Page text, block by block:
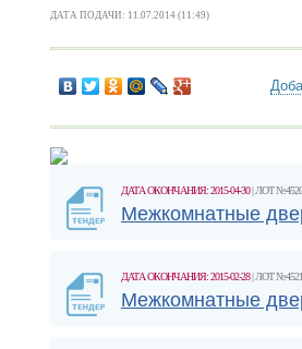
ДАТА ПОДАЧИ: 11.07.2014 (11:49)
ДАТА ОКОНЧАНИЯ: 2015-04-30| ЛОТ №4520
Межкомнатные
ДАТА ОКОНЧАНИЯ: 2015-02-28| ЛОТ №4521
Межкомнатные